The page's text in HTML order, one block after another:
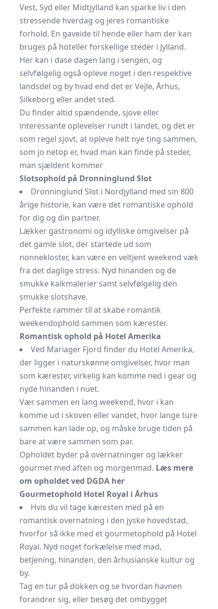
Vest, Syd eller Midtjylland kan sparke liv i den
stressende hverdag og jeres romantiske
forhold. En gaveide til hende eller ham der kan
bruges på hoteller forskellige steder i Jylland.
Her kan i dase dagen lang i sengen, og
selvfølgelig også opleve noget i den respektive
landsdel og by hvad end det er Vejle, Århus,
Silkeborg eller andet sted.
Du finder altid spændende, sjove eller
interessante oplevelser rundt i landet, og det er
som regel sjovt, at opleve helt nye ting sammen,
som jo netop er, hvad man kan finde på steder,
man sjældent kommer
Slotsophold på Dronninglund Slot
Dronninglund Slot i Nordjylland med sin 800
årige historie, kan være det romantiske ophold
for dig og din partner.
Lækker gastronomi og idylliske omgivelser på
det gamle slot, der startede ud som
nonnekloster, kan være en veltjent weekend væk
fra det daglige stress. Nyd hinanden og de
smukke kalkmalerier samt selvfølgelig den
smukke slotshave.
Perfekte rammer til at skabe romantik
weekendophold sammen som kærester.
Romantisk ophold på Hotel Amerika
Ved Mariager Fjord finder du Hotel Amerika,
der ligger i naturskønne omgivelser, hvor man
som kærester, virkelig kan komme ned i gear og
nyde hinanden i nuet.
Vær sammen en lang weekend, hvor i kan
komme ud i skoven eller vandet, hvor lange ture
sammen kan lade op, og måske bruge tiden på
bare at være sammen som par.
Opholdet byder på overnatninger og lækker
gourmet med aften og morgenmad. Læs mere
om opholdet ved DGDA her
Gourmetophold Hotel Royal i Århus
Hvis du vil tage kæresten med på en
romantisk overnatning i den jyske hovedstad,
hvorfor så ikke med et gourmetophold på Hotel
Royal. Nyd noget forkælelse med mad,
betjening, hinanden, den århusianske kultur og
by.
Tag en tur på dokken og se hvordan havnen
forandrer sig, eller besøg det ombygget